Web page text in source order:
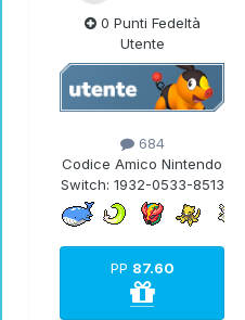
0 Punti Fedeltà
Utente
684
Codice Amico Nintendo
Switch: 1932-0533-8513
PP 87.60